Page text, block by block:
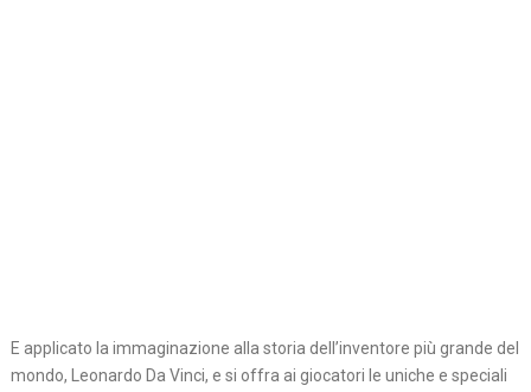
E applicato la immaginazione alla storia dell’inventore più grande del
mondo, Leonardo Da Vinci, e si offra ai giocatori le uniche e speciali